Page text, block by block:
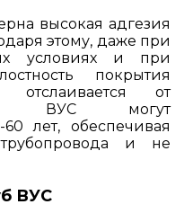
высокая адгезия
этому, даже при
условиях и при
покрытия
от
ВУС могут
лет, обеспечивая
и не
ВУС